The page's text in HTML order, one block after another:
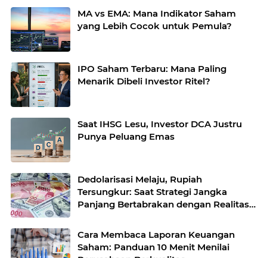
MA vs EMA: Mana Indikator Saham
yang Lebih Cocok untuk Pemula?
IPO Saham Terbaru: Mana Paling
Menarik Dibeli Investor Ritel?
Saat IHSG Lesu, Investor DCA Justru
Punya Peluang Emas
Dedolarisasi Melaju, Rupiah
Tersungkur: Saat Strategi Jangka
Panjang Bertabrakan dengan Realitas
Cara Membaca Laporan Keuangan
Saham: Panduan 10 Menit Menilai